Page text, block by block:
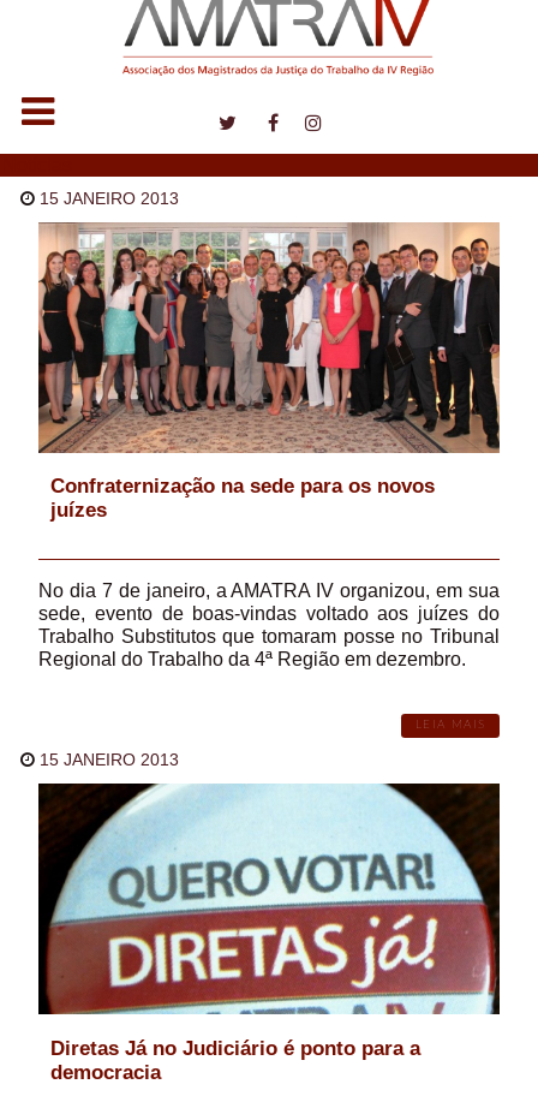
15 JANEIRO 2013
Confraternização na sede para os novos
juízes
No dia 7 de janeiro, a AMATRA IV organizou, em sua
sede, evento de boas-vindas voltado aos juízes do
Trabalho Substitutos que tomaram posse no Tribunal
Regional do Trabalho da 4ª Região em dezembro.
LEIA MAIS
15 JANEIRO 2013
Diretas Já no Judiciário é ponto para a
democracia